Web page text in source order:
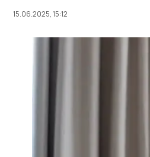
15.06.2025, 15:12